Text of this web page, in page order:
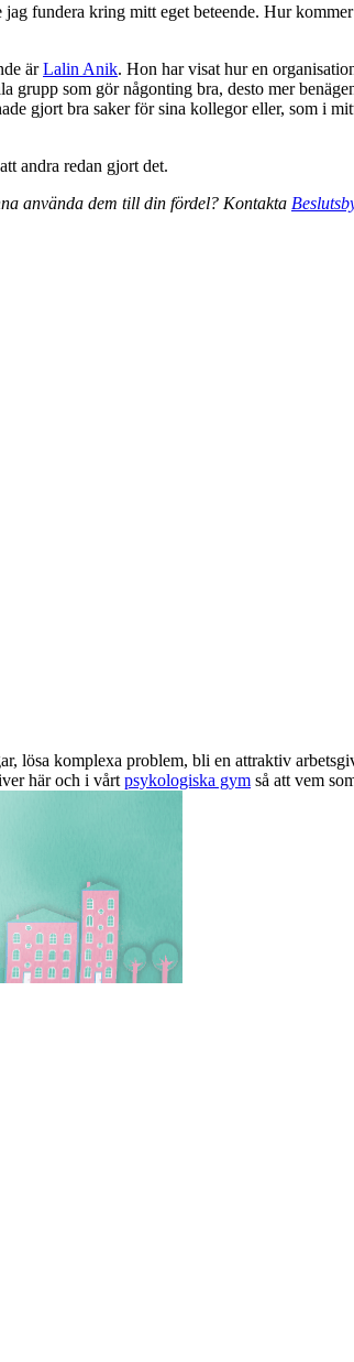
fundera kring mitt eget beteende. Hur
ärLalin Anik. Hon har visat hur en
grupp som gör någonting bra, desto mer
gjort bra saker för sina kollegor eller, som i
andra redan gjort det.
använda dem till din fördel? Kontakta
lösa komplexa problem, bli en attraktiv
här och i vårt psykologiska gym så att vem